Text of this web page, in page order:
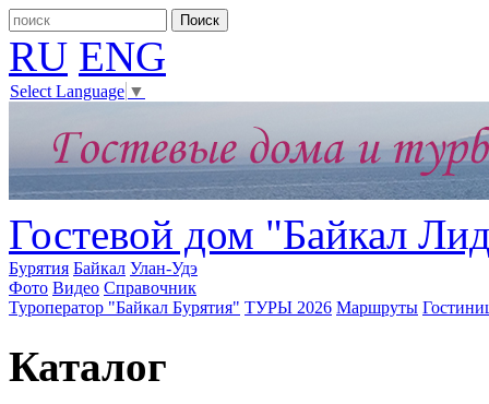
RU ENG
Select Language ▼
Гостевой дом "Байкал
Бурятия Байкал Улан-Удэ
Фото Видео Справочник
Туроператор "Байкал Бурятия" ТУРЫ 2026 Маршруты
Каталог